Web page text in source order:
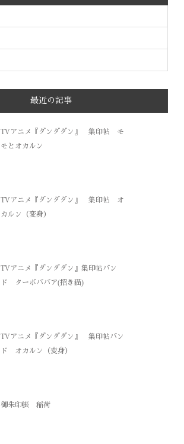
最近の記事
TVアニメ『ダンダダン』 集印帖 モ
モとオカルン
TVアニメ『ダンダダン』 集印帖 オ
カルン（変身）
TVアニメ『ダンダダン』集印帖バン
ド ターボババア(招き猫)
TVアニメ『ダンダダン』 集印帖バン
ド オカルン（変身）
御朱印帳 稲荷